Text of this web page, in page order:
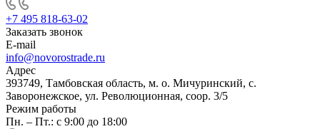
+7 495 818-63-02
Заказать звонок
E-mail
info@novorostrade.ru
Адрес
393749, Тамбовская область, м. о. Мичуринский, с.
Заворонежское, ул. Революционная, соор. 3/5
Режим работы
Пн. – Пт.: с 9:00 до 18:00